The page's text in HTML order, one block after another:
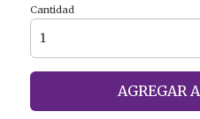
Cantidad
AGREGAR